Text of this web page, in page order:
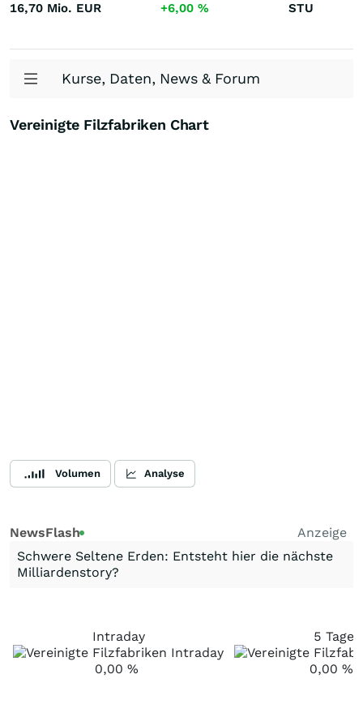
16,70 Mio. EUR +6,00 % STU
Kurse, Daten, News & Forum
Vereinigte Filzfabriken Chart
Volumen Analyse
NewsFlash
Anzeige
Schwere Seltene Erden: Entsteht hier die nächste
Milliardenstory?
Intraday
0,00 %
5 Tage
0,00 %